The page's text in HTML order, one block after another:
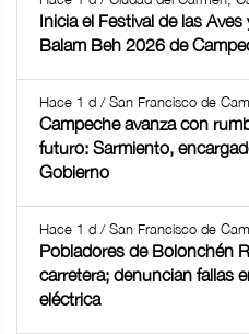
Inicia el Festival de las
Balam Beh 2026 de
Hace 1 d / San Francisco de
Campeche avanza con
futuro: Sarmiento,
Gobierno
Hace 1 d / San Francisco de
Pobladores de Bolonchén
carretera; denuncian fallas
eléctrica